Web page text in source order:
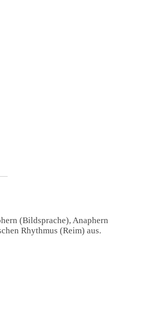
(Bildsprache), Anaphern
Rhythmus (Reim) aus.